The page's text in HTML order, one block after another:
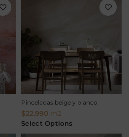
Pinceladas beige y blanco
$22.990 m2
Select Options